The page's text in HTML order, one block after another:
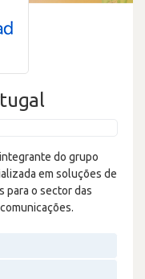
do grupo
em soluções de
para o sector das